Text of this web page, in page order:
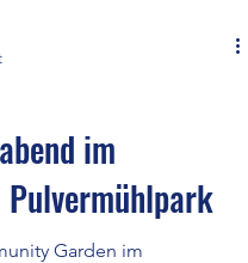
ausserhalb
einen Moment
Kranz, Park und Natur auf
im
Pulvermühlpark
Garden im